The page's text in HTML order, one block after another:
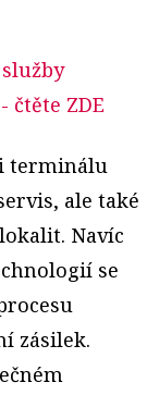
- čtěte ZDE
terminálu
ale také
Navíc
se
zásilek.